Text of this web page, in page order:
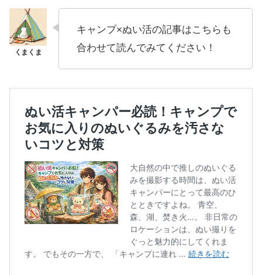
キャンプ×ぬい活の記事はこちらも
合わせて読んでみてください！